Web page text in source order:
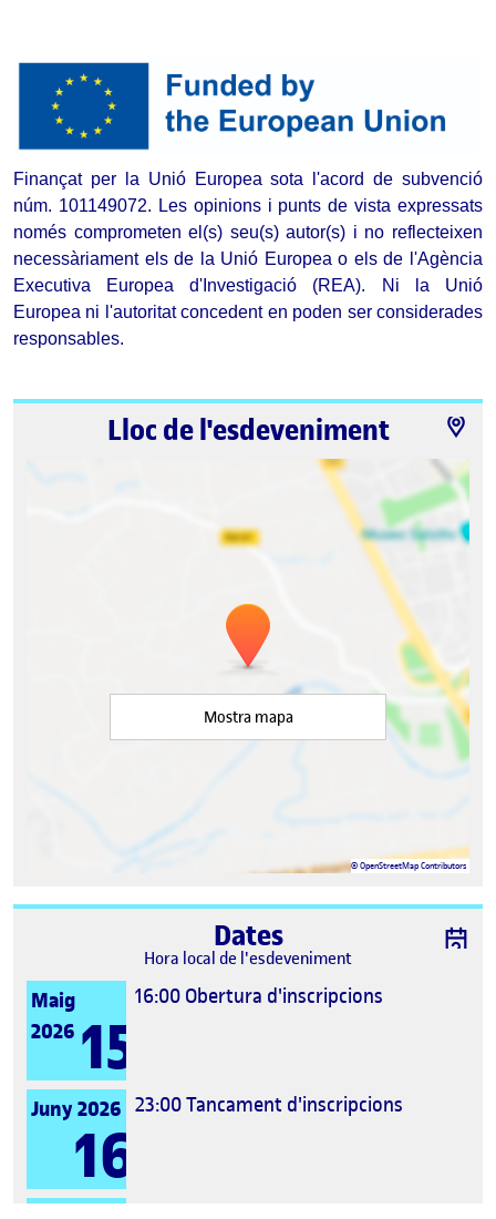
Finançat per la Unió Europea sota l'acord de subvenció
núm. 101149072. Les opinions i punts de vista expressats
només comprometen el(s) seu(s) autor(s) i no reflecteixen
necessàriament els de la Unió Europea o els de l'Agència
Executiva Europea d'Investigació (REA). Ni la Unió
Europea ni l'autoritat concedent en poden ser considerades
responsables.
Lloc de l'esdeveniment
Mostra mapa
©OpenStreetMapContributors
Dates
Hora local de l'esdeveniment
Maig
2026 15
16:00 Obertura d'inscripcions
Juny 2026
16
23:00Tancament d'inscripcions